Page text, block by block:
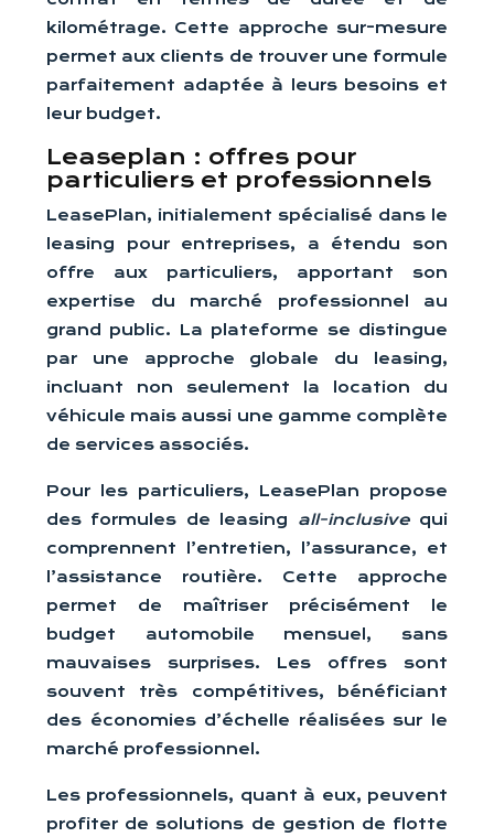
kilométrage. Cette approche sur-mesure
permet aux clients de trouver une formule
parfaitement adaptée à leurs besoins et
leur budget.
Leaseplan : offres pour
particuliers et professionnels
LeasePlan, initialement spécialisé dans le
leasing pour entreprises, a étendu son
offre aux particuliers, apportant son
expertise du marché professionnel au
grand public. La plateforme se distingue
par une approche globale du leasing,
incluant non seulement la location du
véhicule mais aussi une gamme complète
de services associés.
Pour les particuliers, LeasePlan propose
des formules de leasing all-inclusive qui
comprennent l’entretien, l’assurance, et
l’assistance routière. Cette approche
permet de maîtriser précisément le
budget automobile mensuel, sans
mauvaises surprises. Les offres sont
souvent très compétitives, bénéficiant
des économies d’échelle réalisées sur le
marché professionnel.
Les professionnels, quant à eux, peuvent
profiter de solutions de gestion de flotte